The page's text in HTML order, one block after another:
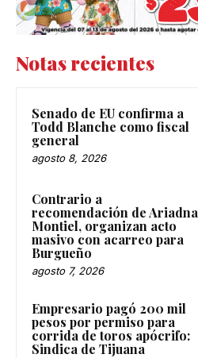
Notas recientes
Senado de EU confirma a
Todd Blanche como fiscal
general
agosto 8, 2026
Contrario a
recomendación de Ariadna
Montiel, organizan acto
masivo con acarreo para
Burgueño
agosto 7, 2026
Empresario pagó 200 mil
pesos por permiso para
corrida de toros apócrifo:
Sindica de Tijuana